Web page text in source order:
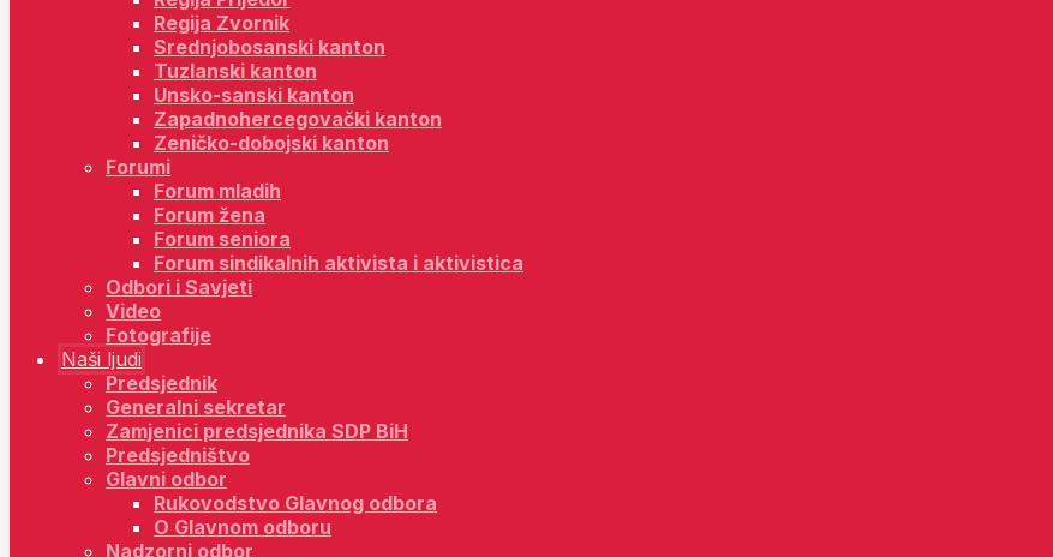
Regija Zvornik
Srednjobosanski kanton
Tuzlanski kanton
Unsko-sanski kanton
Zapadnohercegovački kanton
Zeničko-dobojski kanton
Forumi
Forum mladih
Forum žena
Forum seniora
Forum sindikalnih aktivista i aktivistica
Odbori i Savjeti
Video
Fotografije
Naši ljudi
Predsjednik
Generalni sekretar
Zamjenici predsjednika SDP BiH
Predsjedništvo
Glavni odbor
Rukovodstvo Glavnog odbora
O Glavnom odboru
Nadzorni odbor